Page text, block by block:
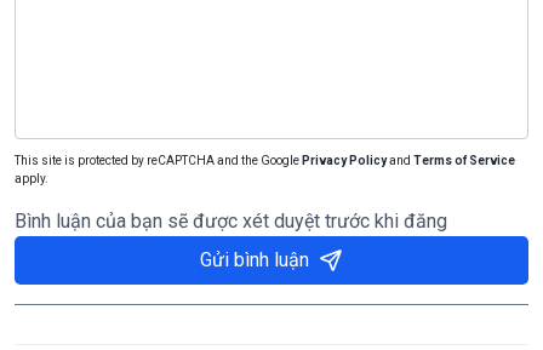
This site is protected by reCAPTCHA and the Google Privacy Policyand Terms of Service
apply.
Bình luận của bạn sẽ được xét duyệt trước khi đăng
Gửi bình luận